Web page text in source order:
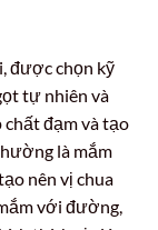
được chọn kỹ
tự nhiên và
chất đạm và tạo
là mắm
nên vị chua
với đường,